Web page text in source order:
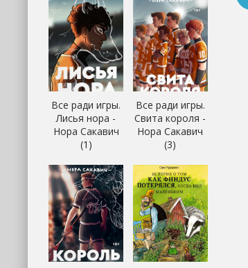
Все ради игры.
Лисья нора -
Нора Сакавич
(1)
Все ради игры.
Свита короля -
Нора Сакавич
(3)